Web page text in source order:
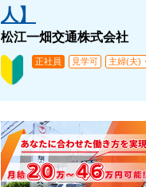
人】
松江一畑交通株式会社
正社員 見学可 主婦(夫)